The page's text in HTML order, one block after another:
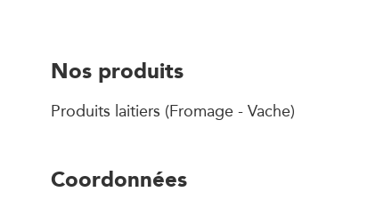
Nos produits
Produits laitiers (Fromage - Vache)
Coordonnées